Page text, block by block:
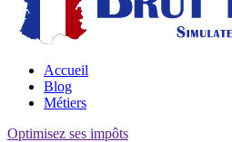
Accueil
Blog
Métiers
Optimisez ses impôts